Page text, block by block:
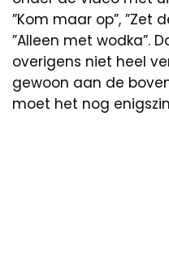
”Kom maar op”, ”Zet
”Alleen met wodka”.
overigens niet heel
gewoon aan de
moet het nog